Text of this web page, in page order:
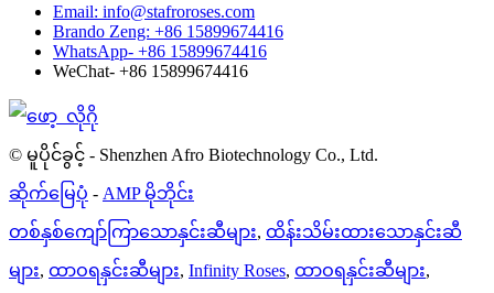
Email: info@stafroroses.com
Brando Zeng: +86 15899674416
WhatsApp- +86 15899674416
WeChat- +86 15899674416
© မူပိုင်ခွင့် - Shenzhen Afro Biotechnology Co., Ltd.
ဆိုက်မြေပုံ - AMP မိုဘိုင်း
တစ်နှစ်ကျော်ကြာသောနှင်းဆီများ, ထိန်းသိမ်းထားသောနှင်းဆီ
များ, ထာဝရနှင်းဆီများ, Infinity Roses, ထာဝရနှင်းဆီများ,